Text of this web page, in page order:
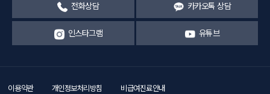
전화상담 카카오톡 상담
인스타그램 유튜브
이용약관 개인정보처리방침 비급여진료안내